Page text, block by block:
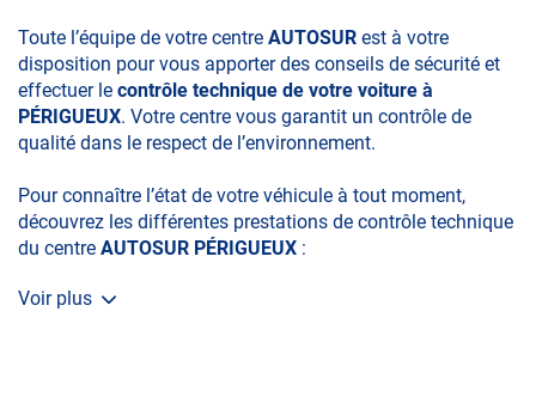
Toute l’équipe de votre centre AUTOSUR est à votre
disposition pour vous apporter des conseils de sécurité et
effectuer le contrôle technique de votre voiture à
PÉRIGUEUX. Votre centre vous garantit un contrôle de
qualité dans le respect de l’environnement.
Pour connaître l’état de votre véhicule à tout moment,
découvrez les différentes prestations de contrôle technique
du centre AUTOSUR PÉRIGUEUX :
• le contrôle technique obligatoire
Voir plus